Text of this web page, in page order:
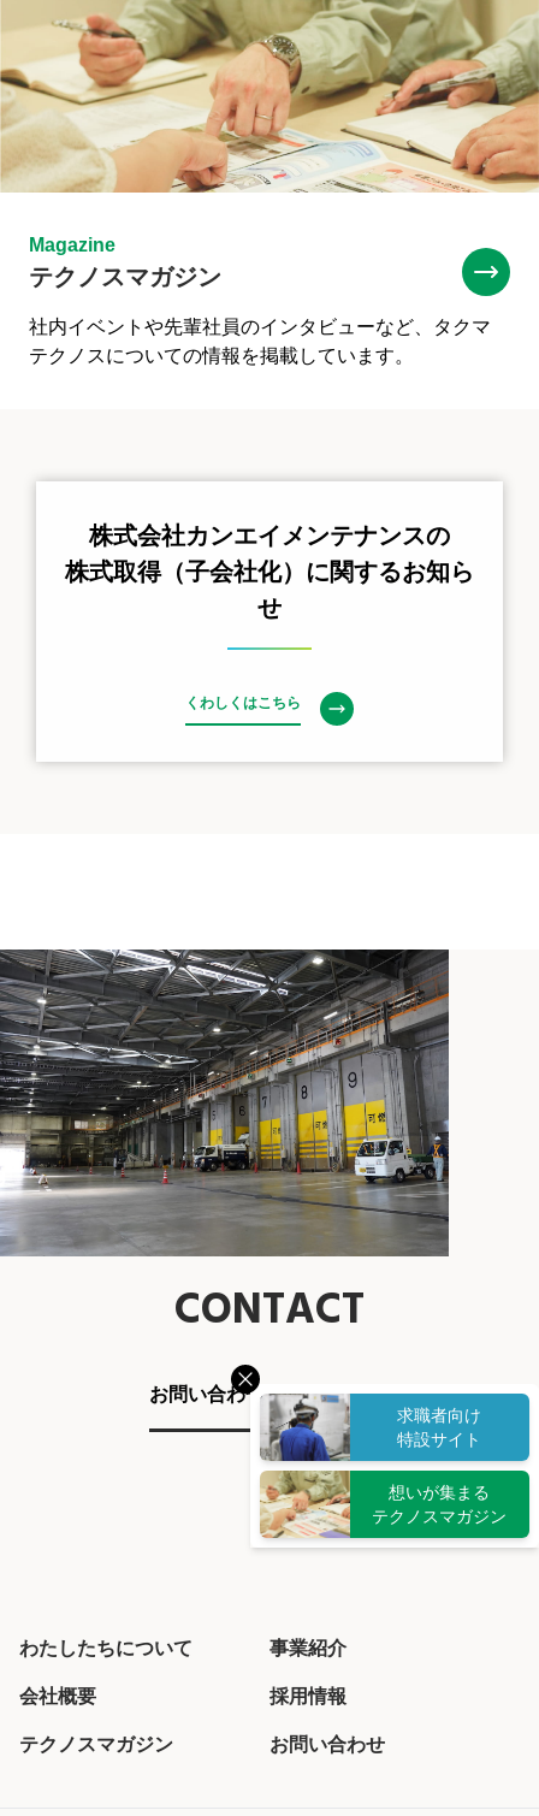
Magazine
テクノスマガジン
社内イベントや先輩社員のインタビューなど、タクマ
テクノスについての情報を掲載しています。
株式会社カンエイメンテナンスの
株式取得（子会社化）に関するお知ら
せ
くわしくはこちら
CONTACT
お問い合わせ
求職者向け
特設サイト
想いが集まる
テクノスマガジン
わたしたちについて 事業紹介
会社概要 採用情報
テクノスマガジン お問い合わせ